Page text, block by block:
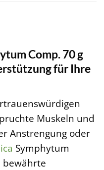
Comp. 70 g
für Ihre
Muskeln und
Anstrengung oder
Symphytum
bewährte